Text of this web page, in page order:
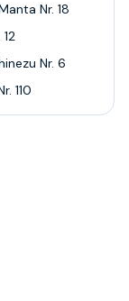
Nr. 18
Nr. 6
110